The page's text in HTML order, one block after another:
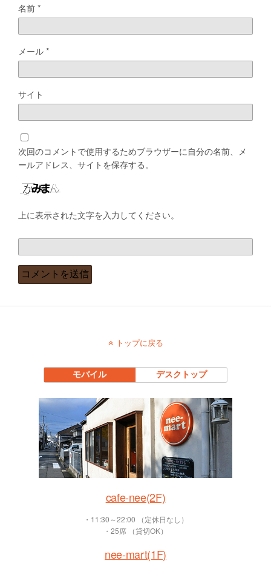
名前*
メール*
サイト
次回のコメントで使用するためブラウザーに自分の名前、メ
ールアドレス、サイトを保存する。
上に表示された文字を入力してください。
トップに戻る
モバイル デスクトップ
cafe-nee(2F)
・11:30～22:00 （定休日なし）
・25席 （貸切OK）
nee-mart(1F)